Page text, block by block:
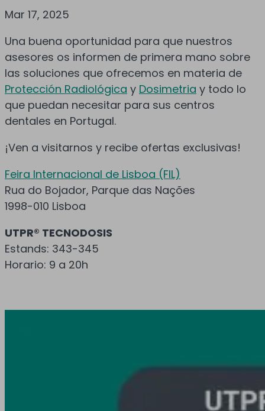
Mar 17, 2025
Una buena oportunidad para que nuestros
asesores os informen de primera mano sobre
las soluciones que ofrecemos en materia de
Protección Radiológica y Dosimetria y todo lo
que puedan necesitar para sus centros
dentales en Portugal.
¡Ven a visitarnos y recibe ofertas exclusivas!
Feira Internacional de Lisboa (FIL)
Rua do Bojador, Parque das Nações
1998-010 Lisboa
UTPR® TECNODOSIS
Estands: 343-345
Horario: 9 a 20h